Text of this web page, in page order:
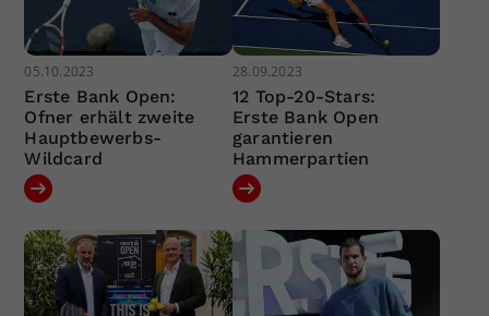
05.10.2023
Erste Bank Open:
Ofner erhält zweite
Hauptbewerbs-
Wildcard
28.09.2023
12 Top-20-Stars:
Erste Bank Open
garantieren
Hammerpartien